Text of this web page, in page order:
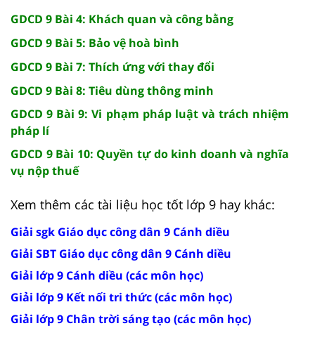
GDCD 9 Bài 4: Khách quan và công bằng
GDCD 9 Bài 5: Bảo vệ hoà bình
GDCD 9 Bài 7: Thích ứng với thay đổi
GDCD 9 Bài 8: Tiêu dùng thông minh
GDCD 9 Bài 9: Vi phạm pháp luật và trách nhiệm
pháp lí
GDCD 9 Bài 10: Quyền tự do kinh doanh và nghĩa
vụ nộp thuế
Xem thêm các tài liệu học tốt lớp 9 hay khác:
Giải sgk Giáo dục công dân 9 Cánh diều
Giải SBT Giáo dục công dân 9 Cánh diều
Giải lớp 9 Cánh diều (các môn học)
Giải lớp 9 Kết nối tri thức (các môn học)
Giải lớp 9 Chân trời sáng tạo (các môn học)